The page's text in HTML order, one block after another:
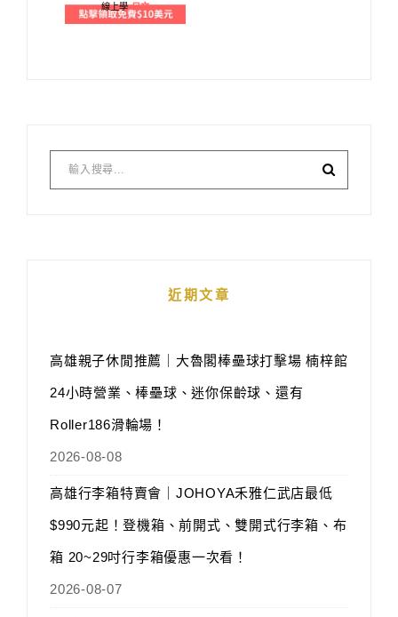
線上學日文
近期文章
高雄親子休閒推薦｜大魯閣棒壘球打擊場 楠梓館
24小時營業、棒壘球、迷你保齡球、還有
Roller186滑輪場！
2026-08-08
高雄行李箱特賣會｜JOHOYA禾雅仁武店最低
$990元起！登機箱、前開式、雙開式行李箱、布
箱 20~29吋行李箱優惠一次看！
2026-08-07